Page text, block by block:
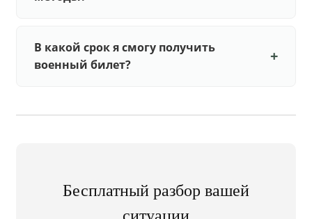
В какой срок я смогу получить
военный билет?
Бесплатный разбор вашей